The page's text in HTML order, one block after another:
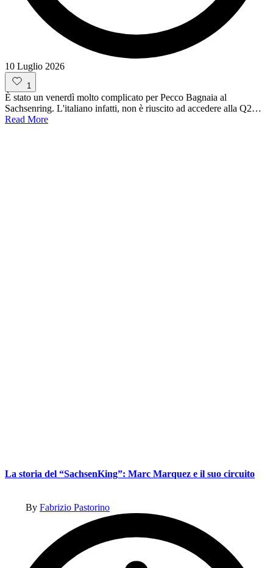
10 Luglio 2026
1
È stato un venerdì molto complicato per Pecco Bagnaia al
Sachsenring. L'italiano infatti, non è riuscito ad accedere alla Q2…
Read More
La storia del “SachsenKing”: Marc Marquez e il suo circuito
By Fabrizio Pastorino